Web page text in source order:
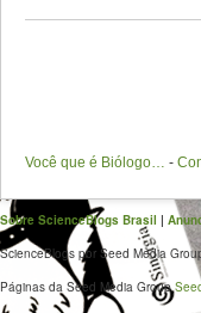
Você que é Biólogo… -
Sobre ScienceBlogs Brasil |
ScienceBlogs por Seed Media
Páginas da Seed Media Group